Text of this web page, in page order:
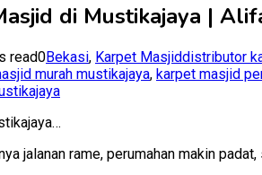
di Mustikajaya |
read0Bekasi, Karpet Masjiddistributor
murah mustikajaya, karpet masjid
jalanan rame, perumahan makin